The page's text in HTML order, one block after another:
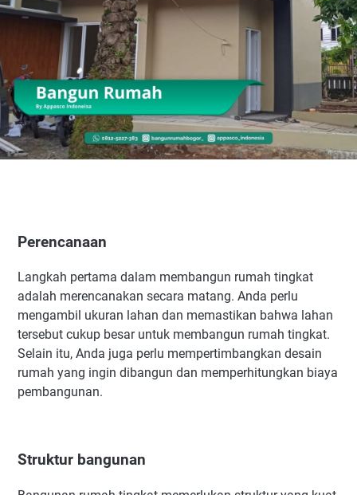
Perencanaan
Langkah pertama dalam membangun rumah tingkat
adalah merencanakan secara matang. Anda perlu
mengambil ukuran lahan dan memastikan bahwa lahan
tersebut cukup besar untuk membangun rumah tingkat.
Selain itu, Anda juga perlu mempertimbangkan desain
rumah yang ingin dibangun dan memperhitungkan biaya
pembangunan.
Struktur bangunan